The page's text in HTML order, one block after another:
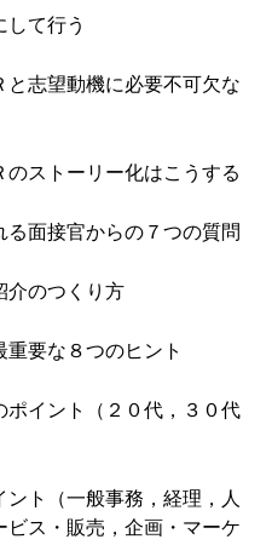
して行う
と志望動機に必要不可欠な
ストーリー化はこうする
る面接官からの７つの質問
介のつくり方
要な８つのヒント
ポイント（２０代，３０代
ト（一般事務，経理，人
ビス・販売，企画・マーケ